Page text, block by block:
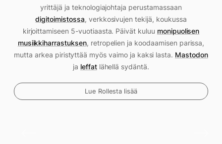
yrittäjä ja teknologiajohtaja perustamassaan
digitoimistossa, verkkosivujen tekijä, koukussa
kirjoittamiseen 5-vuotiaasta. Päivät kuluu monipuolisen
musiikkiharrastuksen, retropelien ja koodaamisen parissa,
mutta arkea piristyttää myös vaimo ja kaksi lasta. Mastodon
ja leffatlähellä sydäntä.
Lue Rollesta lisää